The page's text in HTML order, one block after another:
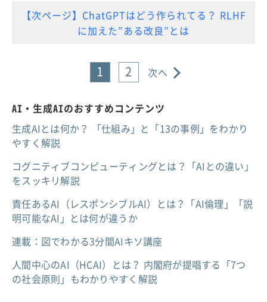
【次ページ】ChatGPTはどう作られてる？ RLHF
に加えた”ある改良”とは
1 2 次へ
AI・生成AIのおすすめコンテンツ
生成AIとは何か？ 「仕組み」と「13の事例」をわかり
やすく解説
コグニティブコンピューティングとは？「AIとの違い」
をスッキリ解説
責任あるAI（レスポンシブルAI）とは？「AI倫理」「説
明可能なAI」とは何が違うか
連載：図でわかる3分間AIキソ講座
人間中心のAI（HCAI）とは？ 内閣府が提唱する「7つ
の社会原則」もわかりやすく解説